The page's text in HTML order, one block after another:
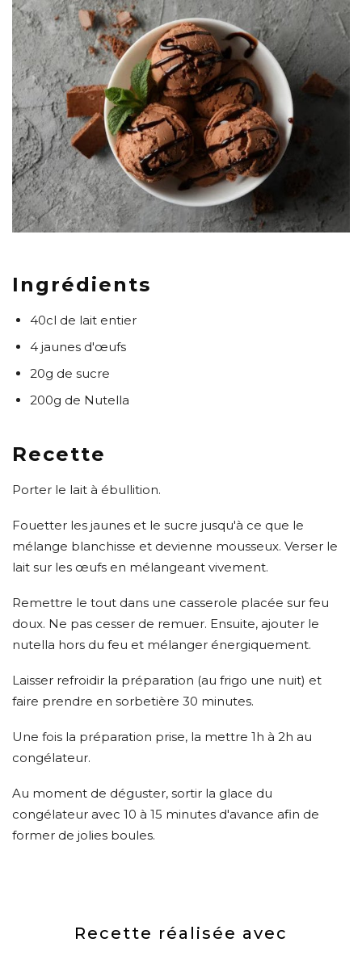
Ingrédients
40cl de lait entier
4 jaunes d'œufs
20g de sucre
200g de Nutella
Recette
Porter le lait à ébullition.
Fouetter les jaunes et le sucre jusqu'à ce que le
mélange blanchisse et devienne mousseux. Verser le
lait sur les œufs en mélangeant vivement.
Remettre le tout dans une casserole placée sur feu
doux. Ne pas cesser de remuer. Ensuite, ajouter le
nutella hors du feu et mélanger énergiquement.
Laisser refroidir la préparation (au frigo une nuit) et
faire prendre en sorbetière 30 minutes.
Une fois la préparation prise, la mettre 1h à 2h au
congélateur.
Au moment de déguster, sortir la glace du
congélateur avec 10 à 15 minutes d'avance afin de
former de jolies boules.
Recette réalisée avec